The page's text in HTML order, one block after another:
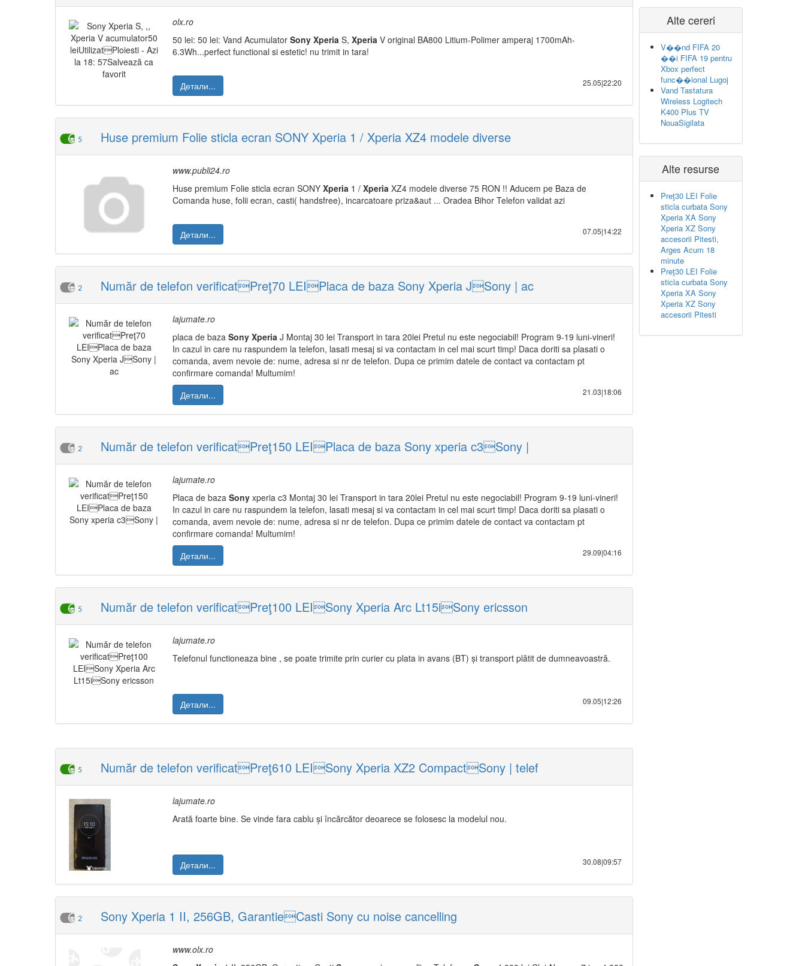
olx.ro
50 lei: 50 lei: Vand Acumulator Sony Xperia S, Xperia V original BA800 Litium-Polimer amperaj 1700mAh-
6.3Wh...perfect functional si estetic! nu trimit in tara!
Детали... 25.05|22:20
5 Huse premium Folie sticla ecran SONY Xperia 1 / Xperia XZ4 modele diverse
www.publi24.ro
Huse premium Folie sticla ecran SONY Xperia 1 / Xperia XZ4 modele diverse 75 RON !! Aducem pe Baza de
Comanda huse, folii ecran, casti( handsfree), incarcatoare priza&aut ... Oradea Bihor Telefon validat azi
Детали... 07.05|14:22
2 Număr de telefon verificatPreţ70 LEIPlaca de baza Sony Xperia JSony | ac
lajumate.ro
placa de baza Sony Xperia J Montaj 30 lei Transport in tara 20lei Pretul nu este negociabil! Program 9-19 luni-vineri!
In cazul in care nu raspundem la telefon, lasati mesaj si va contactam in cel mai scurt timp! Daca doriti sa plasati o
comanda, avem nevoie de: nume, adresa si nr de telefon. Dupa ce primim datele de contact va contactam pt
confirmare comanda! Multumim!
Детали...
21.03|18:06
2 Număr de telefon verificatPreţ150 LEIPlaca de baza Sony xperia c3Sony |
lajumate.ro
Placa de baza Sony xperia c3 Montaj 30 lei Transport in tara 20lei Pretul nu este negociabil! Program 9-19 luni-vineri!
In cazul in care nu raspundem la telefon, lasati mesaj si va contactam in cel mai scurt timp! Daca doriti sa plasati o
comanda, avem nevoie de: nume, adresa si nr de telefon. Dupa ce primim datele de contact va contactam pt
confirmare comanda! Multumim!
Детали...
29.09|04:16
5 Număr de telefon verificatPreţ100 LEISony Xperia Arc Lt15iSony ericsson
lajumate.ro
Telefonul functioneaza bine , se poate trimite prin curier cu plata in avans (BT) și transport plătit de dumneavoastră.
Детали... 09.05|12:26
5 Număr de telefon verificatPreţ610 LEISony Xperia XZ2 CompactSony | telef
lajumate.ro
Arată foarte bine. Se vinde fara cablu și încărcător deoarece se folosesc la modelul nou.
Детали... 30.08|09:57
2 Sony Xperia 1 II, 256GB, GarantieCasti Sony cu noise cancelling
www.olx.ro
Alte cereri
V��nd FIFA 20
��i FIFA 19 pentru
Xbox perfect
func��ional Lugoj
Vand Tastatura
Wireless Logitech
K400 Plus TV
NouaSigilata
Alte resurse
Preţ30 LEI Folie
sticla curbata Sony
Xperia XA Sony
Xperia XZ Sony
accesorii Pitesti,
Arges Acum 18
minute
Preţ30 LEI Folie
sticla curbata Sony
Xperia XA Sony
Xperia XZ Sony
accesorii Pitesti